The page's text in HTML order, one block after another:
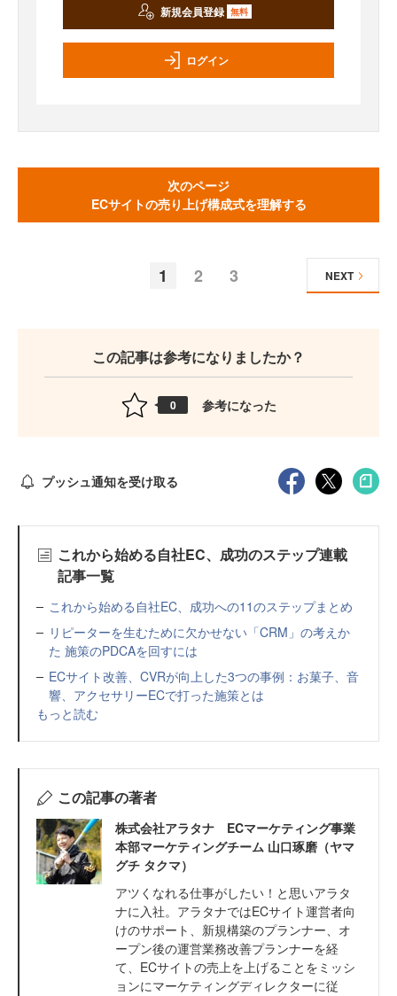
新規会員登録 無料
ログイン
次のページ
ECサイトの売り上げ構成式を理解する
1 2 3 NEXT
この記事は参考になりましたか？
0 参考になった
プッシュ通知を受け取る
これから始める自社EC、成功のステップ連載
記事一覧
これから始める自社EC、成功への11のステップまとめ
リピーターを生むために欠かせない「CRM」の考えか
た 施策のPDCAを回すには
ECサイト改善、CVRが向上した3つの事例：お菓子、音
響、アクセサリーECで打った施策とは
もっと読む
この記事の著者
株式会社アラタナ ECマーケティング事業
本部マーケティングチーム 山口琢磨（ヤマ
グチ タクマ）
アツくなれる仕事がしたい！と思いアラタ
ナに入社。アラタナではECサイト運営者向
けのサポート、新規構築のプランナー、オ
ープン後の運営業務改善プランナーを経
て、ECサイトの売上を上げることをミッシ
ョンにマーケティングディレクターに従